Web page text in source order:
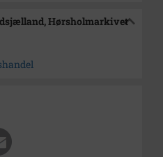
Hørsholmarkivet